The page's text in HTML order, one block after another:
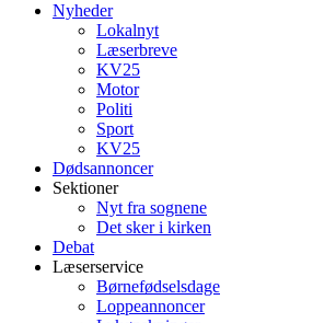
Nyheder
Lokalnyt
Læserbreve
KV25
Motor
Politi
Sport
KV25
Dødsannoncer
Sektioner
Nyt fra sognene
Det sker i kirken
Debat
Læserservice
Børnefødselsdage
Loppeannoncer